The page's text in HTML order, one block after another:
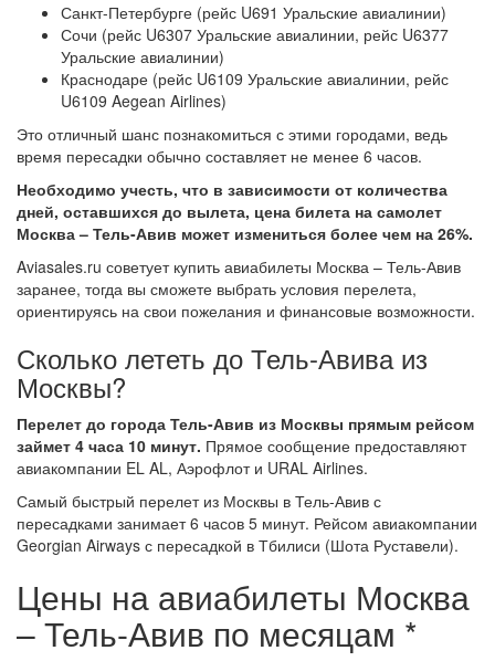
Санкт-Петербурге (рейс U691 Уральские авиалинии)
Сочи (рейс U6307 Уральские авиалинии, рейс U6377
Уральские авиалинии)
Краснодаре (рейс U6109 Уральские авиалинии, рейс
U6109 Aegean Airlines)
Это отличный шанс познакомиться с этими городами, ведь
время пересадки обычно составляет не менее 6 часов.
Необходимо учесть, что в зависимости от количества
дней, оставшихся до вылета, цена билета на самолет
Москва – Тель-Авив может измениться более чем на 26%.
Aviasales.ru советует купить авиабилеты Москва – Тель-Авив
заранее, тогда вы сможете выбрать условия перелета,
ориентируясь на свои пожелания и финансовые возможности.
Сколько лететь до Тель-Авива из
Москвы?
Перелет до города Тель-Авив из Москвы прямым рейсом
займет 4 часа 10 минут. Прямое сообщение предоставляют
авиакомпании EL AL, Аэрофлот и URAL Airlines.
Самый быстрый перелет из Москвы в Тель-Авив с
пересадками занимает 6 часов 5 минут. Рейсом авиакомпании
Georgian Airways с пересадкой в Тбилиси (Шота Руставели).
Цены на авиабилеты Москва
– Тель-Авив по месяцам *